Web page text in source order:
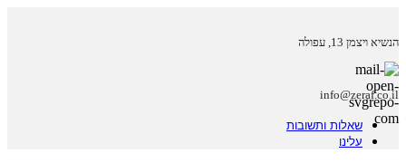
הנשיא ויצמן 13, עפולה
info@zeraf.co.il
שאלות ותשובות
עלינו